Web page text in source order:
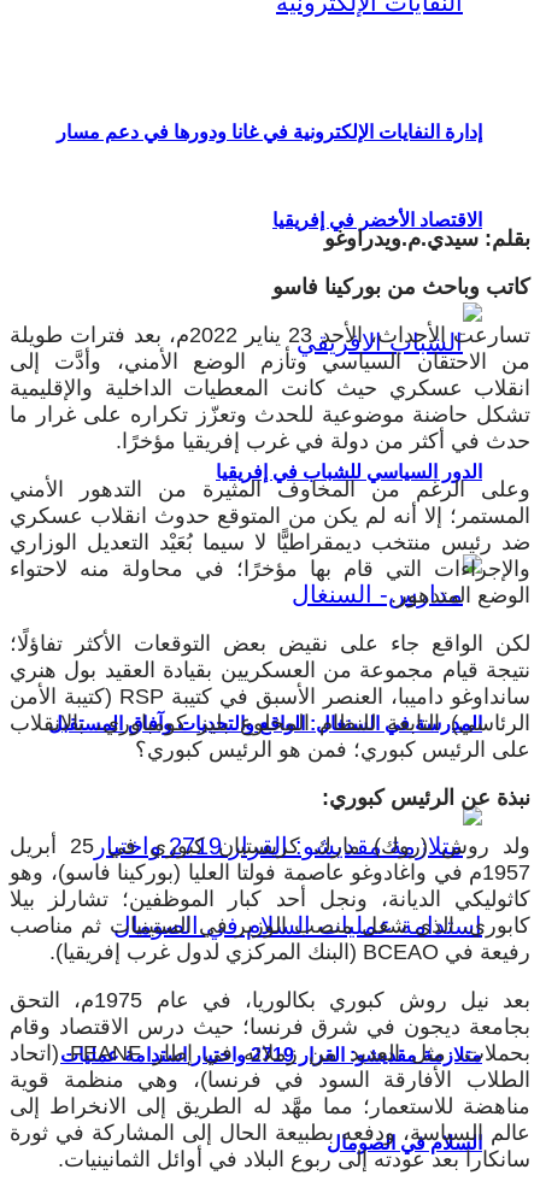
إدارة النفايات الإلكترونية في غانا ودورها في دعم مسار
الاقتصاد الأخضر في إفريقيا
الدور السياسي للشباب في إفريقيا
المدرسة في السنغال: الواقع والتحديات وآفاق المستقبل
متلازمة مقديشو: القرار 2719 واختبار استدامة عمليات
السلام في الصومال
بقلم: سيدي.م.ويدراوغو
كاتب وباحث من بوركينا فاسو
تسارعت الأحداث، الأحد 23 يناير 2022م، بعد فترات طويلة
من الاحتقان السياسي وتأزم الوضع الأمني، وأدَّت إلى
انقلاب عسكري حيث كانت المعطيات الداخلية والإقليمية
تشكل حاضنة موضوعية للحدث وتعزّز تكراره على غرار ما
حدث في أكثر من دولة في غرب إفريقيا مؤخرًا.
وعلى الرغم من المخاوف المثيرة من التدهور الأمني
المستمر؛ إلا أنه لم يكن من المتوقع حدوث انقلاب عسكري
ضد رئيس منتخب ديمقراطيًّا لا سيما بُعَيْد التعديل الوزاري
والإجراءات التي قام بها مؤخرًا؛ في محاولة منه لاحتواء
الوضع المتدهور.
لكن الواقع جاء على نقيض بعض التوقعات الأكثر تفاؤلًا؛
نتيجة قيام مجموعة من العسكريين بقيادة العقيد بول هنري
سانداوغو داميبا، العنصر الأسبق في كتيبة RSP (كتيبة الأمن
الرئاسي) التابعة للنظام المخلوع بليز كومباوري، بالانقلاب
على الرئيس كبوري؛ فمن هو الرئيس كبوري؟
نبذة عن الرئيس كبوري:
ولد روش (روك) مارك كريستيان كبوري في 25 أبريل
1957م في واغادوغو عاصمة فولتا العليا (بوركينا فاسو)، وهو
كاثوليكي الديانة، ونجل أحد كبار الموظفين؛ تشارلز بيلا
كابوري، الذي شغل منصب الوزير في الستينيات ثم مناصب
رفيعة في BCEAO (البنك المركزي لدول غرب إفريقيا).
بعد نيل روش كبوري بكالوريا، في عام 1975م، التحق
بجامعة ديجون في شرق فرنسا؛ حيث درس الاقتصاد وقام
بحملات، مثل العديد من زملائه في إطارFEANF(اتحاد
الطلاب الأفارقة السود في فرنسا)، وهي منظمة قوية
مناهضة للاستعمار؛ مما مهَّد له الطريق إلى الانخراط إلى
عالم السياسة، ودفعه بطبيعة الحال إلى المشاركة في ثورة
سانكارا بعد عودته إلى ربوع البلاد في أوائل الثمانينيات.